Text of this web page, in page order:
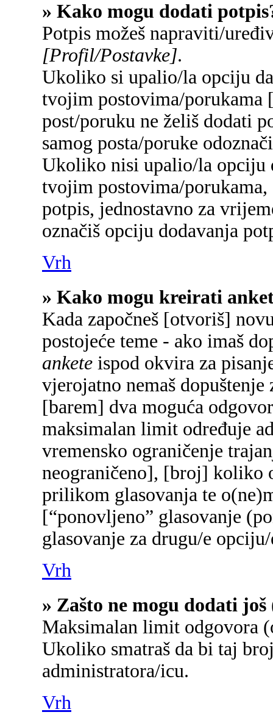
» Kako mogu dodati
Potpis možeš napraviti/
[Profil/Postavke].
Ukoliko si upalio/la opciju
tvojim postovima/porukama
post/poruku ne želiš dodati
samog posta/poruke
Ukoliko nisi upalio/la opciju
tvojim postovima/
potpis, jednostavno za
označiš opciju dodavanja
Vrh
» Kako mogu kreirati
Kada započneš [otvoriš]
postojeće teme - ako imaš
ankete ispod okvira za
vjerojatno nemaš
[barem] dva moguća
maksimalan limit određuje
vremensko ograničenje
neograničeno], [broj] koliko
prilikom glasovanja te
[“ponovljeno” glasovanje
glasovanje za drugu/e
Vrh
» Zašto ne mogu dodati
Maksimalan limit odgovora
Ukoliko smatraš da bi taj
administratora/icu.
Vrh